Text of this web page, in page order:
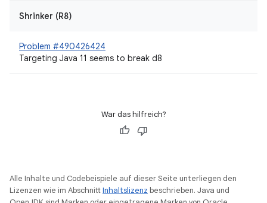
Shrinker (R8)
Problem #490426424
Targeting Java 11 seems to break d8
War das hilfreich?
Alle Inhalte und Codebeispiele auf dieser Seite unterliegen den
Lizenzen wie im AbschnittInhaltslizenz beschrieben. Java und